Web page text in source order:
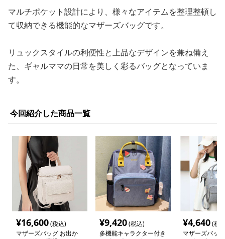
マルチポケット設計により、様々なアイテムを整理整頓し
て収納できる機能的なマザーズバッグです。
リュックスタイルの利便性と上品なデザインを兼ね備え
た、ギャルママの日常を美しく彩るバッグとなっていま
す。
今回紹介した商品一覧
¥16,600(税込)
マザーズバッグ お出か
¥9,420(税込)
多機能キャラクター付き
¥4,640(税
マザーズバッ